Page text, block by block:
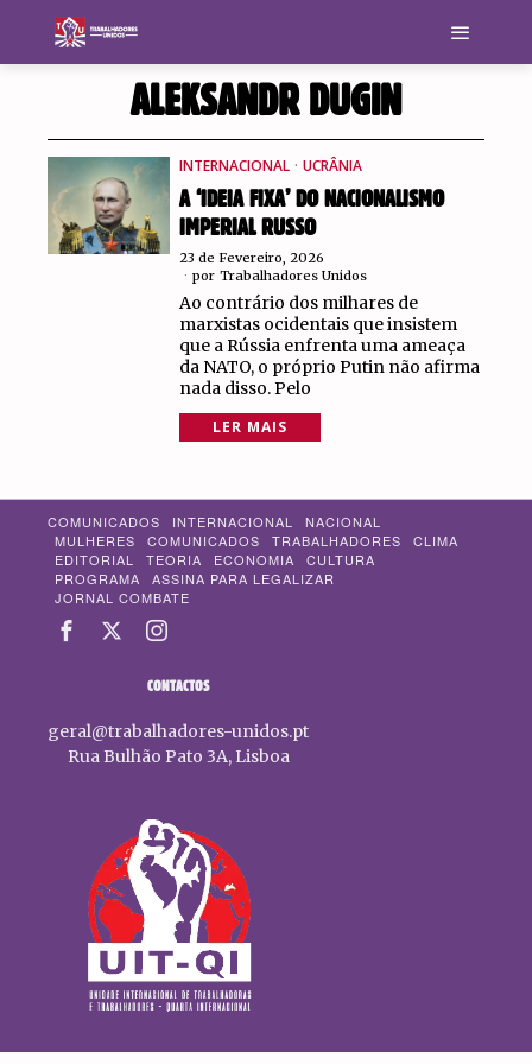
ALEKSANDR DUGIN
INTERNACIONAL · UCRÂNIA
A ‘IDEIA FIXA’ DO NACIONALISMO
IMPERIAL RUSSO
23 de Fevereiro, 2026
por Trabalhadores Unidos
Ao contrário dos milhares de
marxistas ocidentais que insistem
que a Rússia enfrenta uma ameaça
da NATO, o próprio Putin não afirma
nada disso. Pelo
LER MAIS
COMUNICADOS INTERNACIONAL
NACIONAL
MULHERES
COMUNICADOS TRABALHADORES
CLIMA
EDITORIAL
TEORIA ECONOMIA
CULTURA
PROGRAMA
ASSINA PARA LEGALIZAR
JORNAL COMBATE
CONTACTOS
geral@trabalhadores-unidos.pt
Rua Bulhão Pato 3A, Lisboa